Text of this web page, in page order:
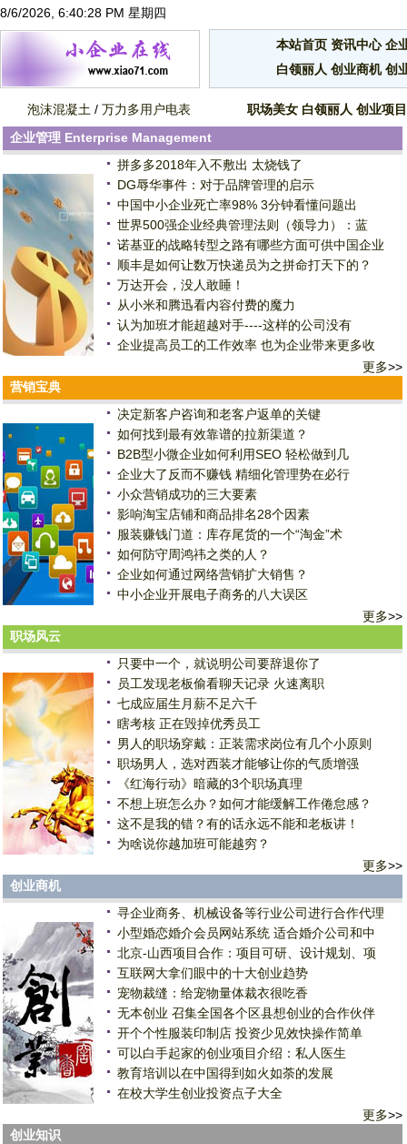
8/6/2026, 6:40:29 PM 星期四
本站首页 资讯中心 企
白领丽人 创业商机 创
泡沫混凝土 / 万力多用户电表 职场美女 白领丽人 创业项目
企业管理 Enterprise Management
拼多多2018年入不敷出 太烧钱了
DG辱华事件：对于品牌管理的启示
中国中小企业死亡率98% 3分钟看懂问题出
世界500强企业经典管理法则（领导力）：蓝
诺基亚的战略转型之路有哪些方面可供中国企业
顺丰是如何让数万快递员为之拼命打天下的？
万达开会，没人敢睡！
从小米和腾迅看内容付费的魔力
认为加班才能超越对手----这样的公司没有
企业提高员工的工作效率 也为企业带来更多收
更多>>
营销宝典
决定新客户咨询和老客户返单的关键
如何找到最有效靠谱的拉新渠道？
B2B型小微企业如何利用SEO 轻松做到几
企业大了反而不赚钱 精细化管理势在必行
小众营销成功的三大要素
影响淘宝店铺和商品排名28个因素
服装赚钱门道：库存尾货的一个“淘金”术
如何防守周鸿祎之类的人？
企业如何通过网络营销扩大销售？
中小企业开展电子商务的八大误区
更多>>
职场风云
只要中一个，就说明公司要辞退你了
员工发现老板偷看聊天记录 火速离职
七成应届生月薪不足六千
瞎考核 正在毁掉优秀员工
男人的职场穿戴：正装需求岗位有几个小原则
职场男人，选对西装才能够让你的气质增强
《红海行动》暗藏的3个职场真理
不想上班怎么办？如何才能缓解工作倦怠感？
这不是我的错？有的话永远不能和老板讲！
为啥说你越加班可能越穷？
更多>>
创业商机
寻企业商务、机械设备等行业公司进行合作代理
小型婚恋婚介会员网站系统 适合婚介公司和中
北京-山西项目合作：项目可研、设计规划、项
互联网大拿们眼中的十大创业趋势
宠物裁缝：给宠物量体裁衣很吃香
无本创业 召集全国各个区县想创业的合作伙伴
开个个性服装印制店 投资少见效快操作简单
可以白手起家的创业项目介绍：私人医生
教育培训以在中国得到如火如荼的发展
在校大学生创业投资点子大全
更多>>
创业知识